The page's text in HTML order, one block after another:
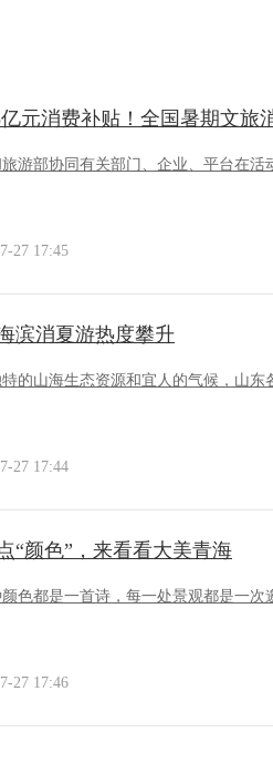
元消费补贴！全国暑期文旅
游部协同有关部门、企业、平台在活
27 17:45
滨消夏游热度攀升
的山海生态资源和宜人的气候，山东
27 17:44
“颜色”，来看看大美青海
色都是一首诗，每一处景观都是一次
27 17:46